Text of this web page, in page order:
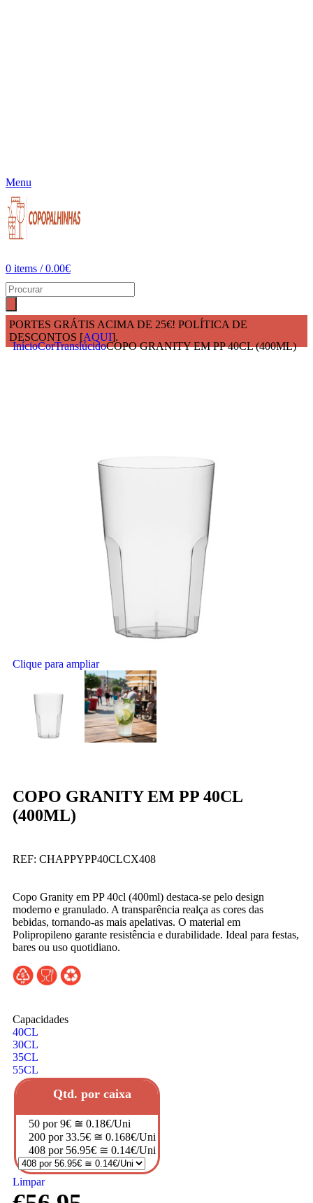
Menu
0 items / 0.00€
PORTES GRÁTIS ACIMA DE 25€! POLÍTICA DE
DESCONTOS [AQUI].
InícioCorTranslúcidoCOPO GRANITY EM PP 40CL (400ML)
Clique para ampliar
COPO GRANITY EM PP 40CL
(400ML)
REF: CHAPPYPP40CLCX408
Copo Granity em PP 40cl (400ml) destaca-se pelo design
moderno e granulado. A transparência realça as cores das
bebidas, tornando-as mais apelativas. O material em
Polipropileno garante resistência e durabilidade. Ideal para festas,
bares ou uso quotidiano.
Capacidades
40CL
30CL
35CL
55CL
Qtd. por caixa
50 por 9€ ≅ 0.18€/Uni
200 por 33.5€ ≅ 0.168€/Uni
408 por 56.95€ ≅ 0.14€/Uni
Limpar